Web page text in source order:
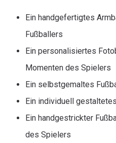
Ein handgefertigtes
Fußballers
Ein personalisiertes
Momenten des Spielers
Ein selbstgemaltes
Ein individuell
Ein handgestrickter
des Spielers